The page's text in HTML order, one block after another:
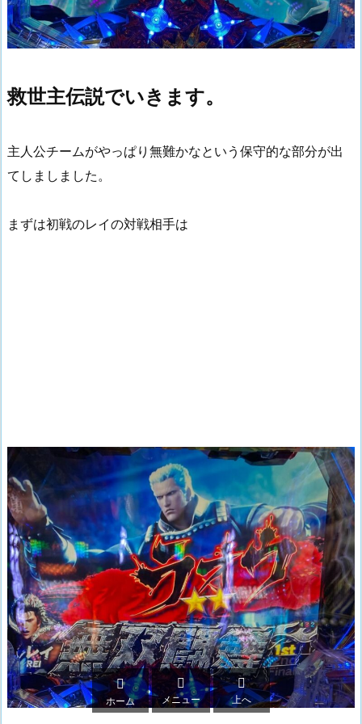
救世主伝説でいきます。
主人公チームがやっぱり無難かなという保守的な部分が出
てしましました。
まずは初戦のレイの対戦相手は

ホーム

メニュー

上へ